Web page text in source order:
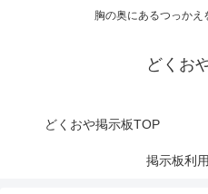
胸の奥にあるつっかえ
どくお
どくおや掲示板TOP
掲示板利